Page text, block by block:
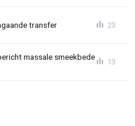
transfer 23
massale smeekbede
13